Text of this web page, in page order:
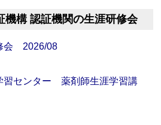
機構 認証機関の生涯研修会
会 2026/08
習センター 薬剤師生涯学習講